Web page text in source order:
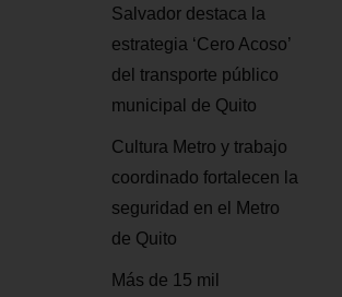
Salvador destaca la
estrategia ‘Cero Acoso’
del transporte público
municipal de Quito
Cultura Metro y trabajo
coordinado fortalecen la
seguridad en el Metro
de Quito
Más de 15 mil